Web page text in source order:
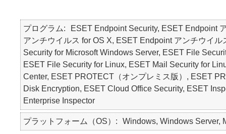
プログラム
ESET Endpoint Security, ESET Endpoint
アンチウイルス for OS X, ESET Endpoint アンチウイ
Security for Microsoft Windows Server, ESET File
ESET File Security for Linux, ESET Mail Security for
Center, ESET PROTECT（オンプレミス版）, ESET
Disk Encryption, ESET Cloud Office Security, ESET
Enterprise Inspector
プラットフォーム（OS） Windows, Windows Server,